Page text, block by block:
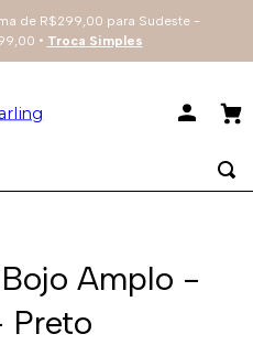
de R$299,00 para Sudeste -
• Troca Simples
Amplo -
Preto